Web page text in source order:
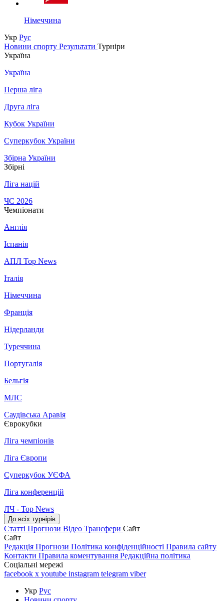
Німеччина
Укр Рус
Новини спорту Результати Турніри
Україна
Україна
Перша ліга
Друга ліга
Кубок України
Суперкубок України
Збірна України
Збірні
Ліга націй
ЧС 2026
Чемпіонати
Англія
Іспанія
АПЛ Top News
Італія
Німеччина
Франція
Нідерланди
Туреччина
Португалія
Бельгія
МЛС
Саудівська Аравія
Єврокубки
Ліга чемпіонів
Ліга Європи
Суперкубок УЄФА
Ліга конференцій
ЛЧ - Top News
До всіх турнірів
Статті Прогнози Відео Трансфери Сайт
Сайт
Редакція Прогнози Політика конфіденційності Правила сайту
Контакти Правила коментування Редакційна політика
Соціальні мережі
facebook x youtube instagram telegram viber
Укр Рус